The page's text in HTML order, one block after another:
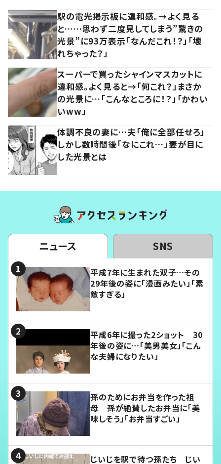
駅の電光掲示板に違和感。→よく見る
と……思わず二度見してしまう”驚きの
光景”に93万表示「なんだこれ！？」「壊
れちゃった？」
スーパーで買ったシャインマスカットに
違和感。よく見ると→「何これ？」まさか
の光景に…「こんなところに！？」「かわい
いww」
体調不良の妻に…夫「俺に全部任せろ」
しかし数時間後「なにこれ…」妻が目に
した光景とは
ニュース SNS
平成7年に生まれた双子…その
29年後の姿に「漫画みたい」「素
敵すぎる」
平成6年に撮った2ショット 30
年後の姿に…「美男美女」「こん
な夫婦になりたい」
孫のためにお弁当を作った祖
母 孫が絶賛したお弁当に「美
味しそう」「お弁当すごい」
じいじを駅で待つ孫たち じい